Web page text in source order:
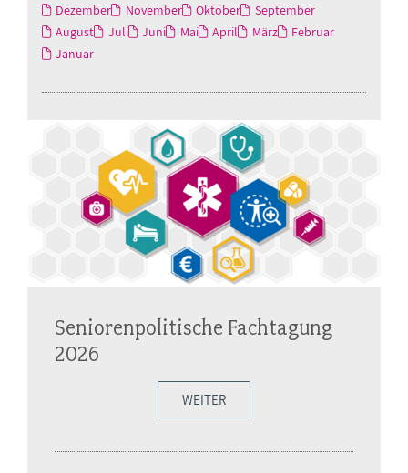
Dezember November Oktober
September
August
Juli Juni Mai April März
Februar
Januar
Seniorenpolitische Fachtagung
2026
WEITER